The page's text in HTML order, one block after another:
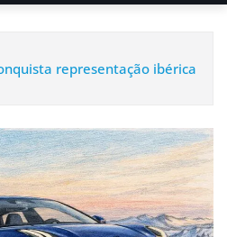
representação ibérica